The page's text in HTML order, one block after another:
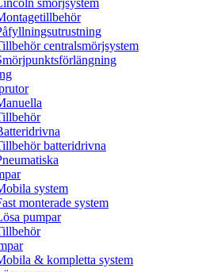
smörjsystem
centralsmörjsystem
batteridrivna
system
monterade system
pumpar
& kompletta system